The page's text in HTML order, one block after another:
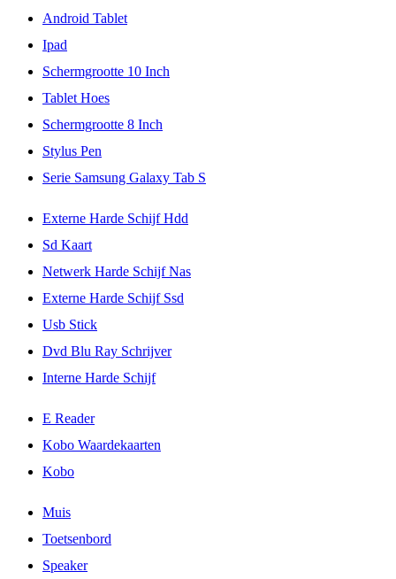
Android Tablet
Ipad
Schermgrootte 10 Inch
Tablet Hoes
Schermgrootte 8 Inch
Stylus Pen
Serie Samsung Galaxy Tab S
Externe Harde Schijf Hdd
Sd Kaart
Netwerk Harde Schijf Nas
Externe Harde Schijf Ssd
Usb Stick
Dvd Blu Ray Schrijver
Interne Harde Schijf
E Reader
Kobo Waardekaarten
Kobo
Muis
Toetsenbord
Speaker